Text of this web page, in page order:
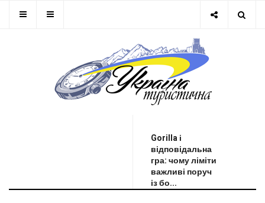
Gorilla і
відповідальна
гра: чому ліміти
важливі поруч
із бо...